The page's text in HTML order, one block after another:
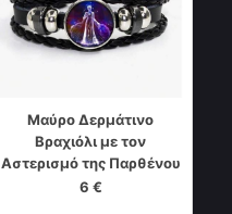
Μαύρο Δερμάτινο
Βραχιόλι με τον
Αστερισμό της Παρθένου
6 €